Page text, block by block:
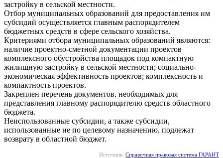
застройку в сельской местности.
Отбор муниципальных образований для предоставления им
субсидий осуществляется главным распорядителем
бюджетных средств в сфере сельского хозяйства.
Критериями отбора муниципальных образований являются:
наличие проектно-сметной документации проектов
комплексного обустройства площадок под компактную
жилищную застройку в сельской местности; социально-
экономическая эффективность проектов; комплексность и
компактность проектов.
Закреплен перечень документов, необходимых для
представления главному распорядителю средств областного
бюджета.
Неиспользованные субсидии, а также субсидии,
использованные не по целевому назначению, подлежат
возврату в областной бюджет.
Источник: Справочная правовая система ГАРАНТ